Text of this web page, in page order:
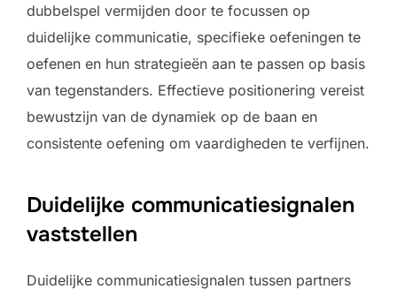
dubbelspel vermijden door te focussen op
duidelijke communicatie, specifieke oefeningen te
oefenen en hun strategieën aan te passen op basis
van tegenstanders. Effectieve positionering vereist
bewustzijn van de dynamiek op de baan en
consistente oefening om vaardigheden te verfijnen.
Duidelijke communicatiesignalen
vaststellen
Duidelijke communicatiesignalen tussen partners